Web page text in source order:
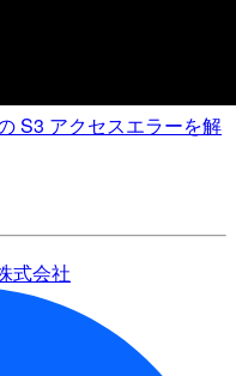
S3 アクセスエラーを解
式会社